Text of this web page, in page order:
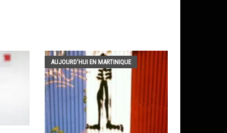
AUJOURD'HUI EN MARTINIQUE